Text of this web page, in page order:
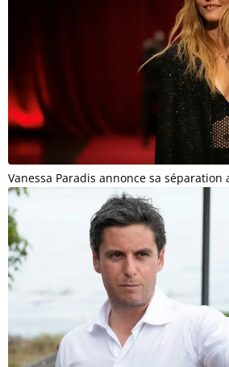
Vanessa Paradis annonce sa séparation